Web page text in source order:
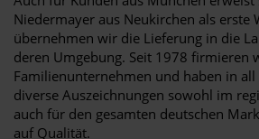
Niedermayer aus Neukirchen als erste
übernehmen wir die Lieferung in die
deren Umgebung. Seit 1978 firmieren
Familienunternehmen und haben in all
diverse Auszeichnungen sowohl im
auch für den gesamten deutschen
auf Qualität.